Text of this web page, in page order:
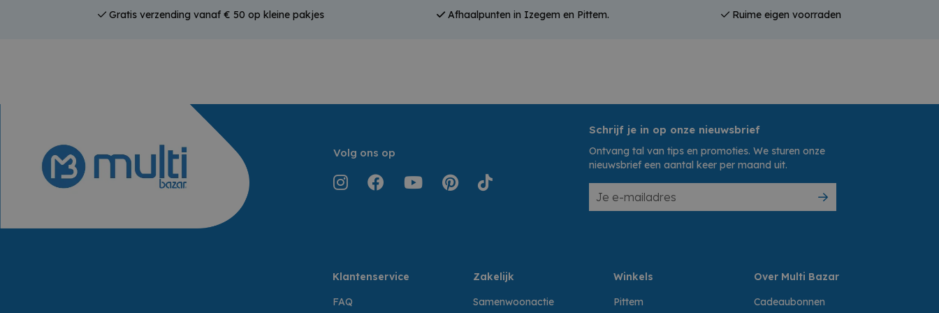
Gratis verzending vanaf € 50 op kleine pakjes Afhaalpunten in Izegem en Pittem. Ruime eigen voorraden
Volg ons op
Schrijf je in op onze nieuwsbrief
Ontvang tal van tips en promoties. We sturen onze
nieuwsbrief een aantal keer per maand uit.
Klantenservice
FAQ
Zakelijk
Samenwoonactie
Winkels
Pittem
Over Multi Bazar
Cadeaubonnen